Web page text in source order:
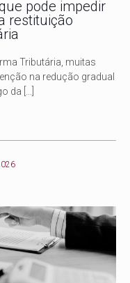
pode impedir
restituição
Tributária, muitas
na redução gradual
da […]